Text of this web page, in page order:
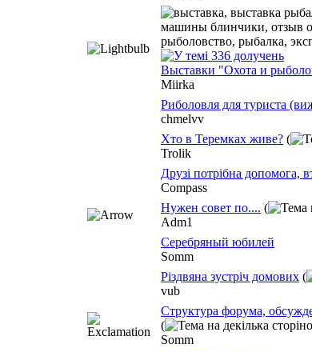
Выставки "Охота и
Miirka
Риболовля для туриста
chmelvv
Хто в Теремках живе? (
Trolik
Друзі потрібна допомога,
Compass
Нужен совет по.... (
Adm1
Серебряный юбилей
Somm
Різдвяна зустріч домових (
vub
Структура форума,
(
Somm